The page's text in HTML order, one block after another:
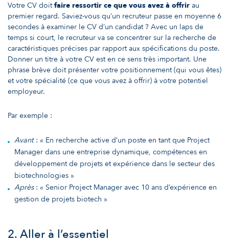
Votre CV doitfaire ressortir ce que vous avez à offrir au
premier regard. Saviez-vous qu’un recruteur passe en moyenne 6
secondes à examiner le CV d’un candidat ? Avec un laps de
temps si court, le recruteur va se concentrer sur la recherche de
caractéristiques précises par rapport aux spécifications du poste.
Donner un titre à votre CV est en ce sens très important. Une
phrase brève doit présenter votre positionnement (qui vous êtes)
et votre spécialité (ce que vous avez à offrir) à votre potentiel
employeur.
Par exemple :
Avant: « En recherche active d’un poste en tant que Project
Manager dans une entreprise dynamique, compétences en
développement de projets et expérience dans le secteur des
biotechnologies »
Après: « Senior Project Manager avec 10 ans d’expérience en
gestion de projets biotech »
2. Aller à l’essentiel